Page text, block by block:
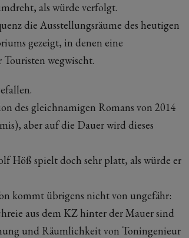
als würde verfolgt.
die Ausstellungsräume des heutigen
gezeigt, in denen eine
wegwischt.
des gleichnamigen Romans von 2014
aber auf die Dauer wird dieses
Höß spielt doch sehr platt, als würde er
kommt übrigens nicht von ungefähr:
aus dem KZ hinter der Mauer sind
und Räumlichkeit von Toningenieur